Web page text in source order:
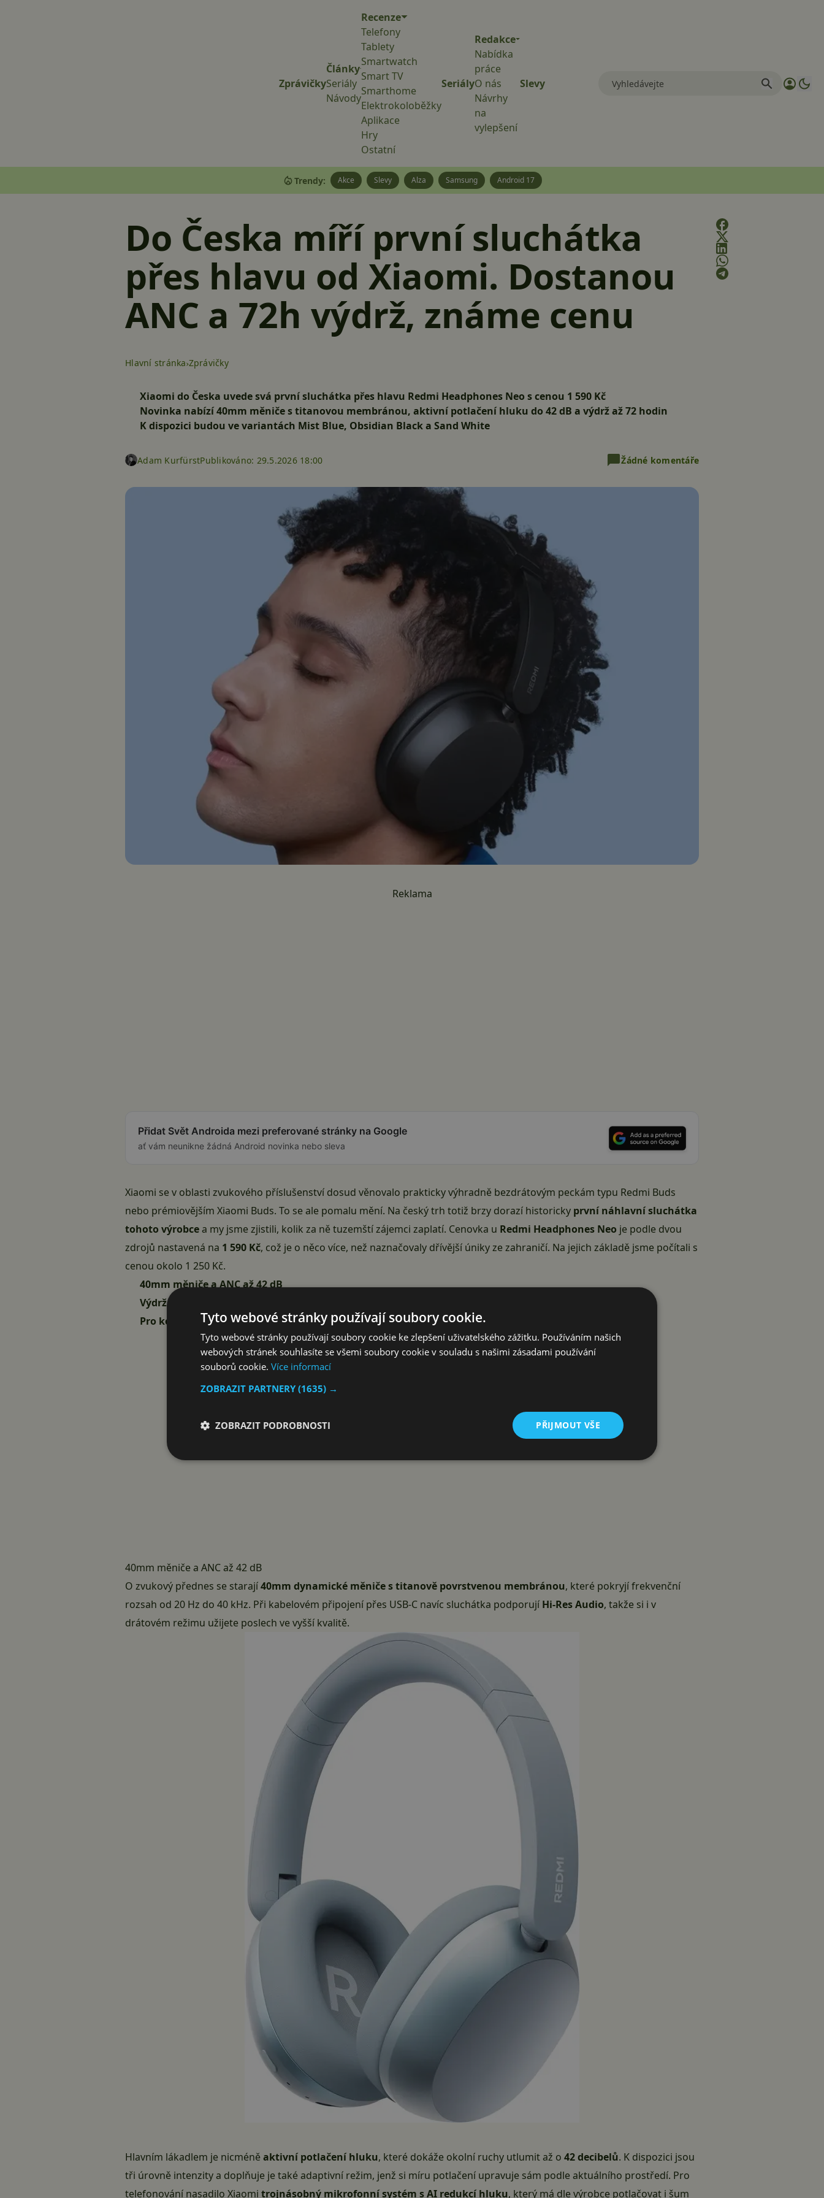
Zprávičky
Články
Seriály
Návody
Recenze
Telefony
Tablety
Smartwatch
Smart TV
Smarthome
Elektrokoloběžky
Aplikace
Hry
Ostatní
Seriály
Redakce
Nabídka
práce
O nás
Návrhy
na
vylepšení
Slevy
Trendy: Akce Slevy Alza Samsung Android 17
Do Česka míří první sluchátka
přes hlavu od Xiaomi. Dostanou
ANC a 72h výdrž, známe cenu
Hlavní stránka Zprávičky
Xiaomi do Česka uvede svá první sluchátka přes hlavu Redmi Headphones Neo s cenou 1 590 Kč
Novinka nabízí 40mm měniče s titanovou membránou, aktivní potlačení hluku do 42 dB a výdrž až 72 hodin
K dispozici budou ve variantách Mist Blue, Obsidian Black a Sand White
Adam KurfürstPublikováno: 29.5.2026 18:00 Žádné komentáře
Reklama
Přidat Svět Androida mezi preferované stránky na Google
ať vám neunikne žádná Android novinka nebo sleva
Xiaomi se v oblasti zvukového příslušenství dosud věnovalo prakticky výhradně bezdrátovým peckám typu Redmi Buds
nebo prémiovějším Xiaomi Buds. To se ale pomalu mění. Na český trh totiž brzy dorazí historicky první náhlavní sluchátka
tohoto výrobcea my jsme zjistili, kolik za ně tuzemští zájemci zaplatí. Cenovka u Redmi Headphones Neo je podle dvou
zdrojů nastavená na 1 590 Kč, což je o něco více, než naznačovaly dřívější únikyze zahraničí. Na jejich základě jsme počítali s
cenou okolo 1 250 Kč.
40mm měniče a ANC až 42 dB
Výdrž až 72 hodin a Bluetooth 5.4
Pro koho jsou Redmi Headphones Neo vhodné?
Reklama
40mm měniče a ANC až 42 dB
O zvukový přednes se starají40mm dynamické měniče s titanově povrstvenou membránou, které pokryjí frekvenční
rozsah od 20 Hz do 40 kHz. Při kabelovém připojení přes USB-C navíc sluchátka podporují Hi-Res Audio, takže si i v
drátovém režimu užijete poslech ve vyšší kvalitě.
Hlavním lákadlem je nicméněaktivní potlačení hluku, které dokáže okolní ruchy utlumit až o 42 decibelů. K dispozici jsou
tři úrovně intenzity a doplňuje je také adaptivní režim, jenž si míru potlačení upravuje sám podle aktuálního prostředí. Pro
telefonování nasadilo Xiaomi trojnásobný mikrofonní systém s AI redukcí hluku, který má dle výrobce potlačovat i šum
Tyto webové stránky používají soubory cookie.
Tyto webové stránky používají soubory cookie ke zlepšení uživatelského zážitku. Používáním našich
webových stránek souhlasíte se všemi soubory cookie v souladu s našimi zásadami používání
souborů cookie. Více informací
ZOBRAZIT PARTNERY(1635) →
PŘIJMOUT VŠE
ZOBRAZIT PODROBNOSTI